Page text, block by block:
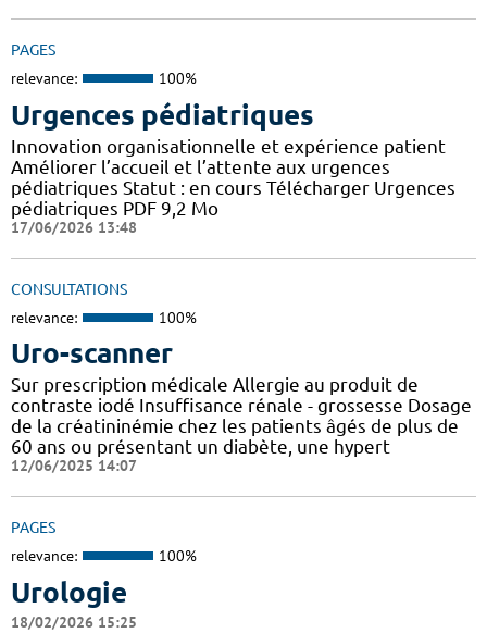
PAGES
relevance: 100%
Urgences pédiatriques
Innovation organisationnelle et expérience patient
Améliorer l’accueil et l’attente aux urgences
pédiatriques Statut : en cours Télécharger Urgences
pédiatriques PDF 9,2 Mo
17/06/2026 13:48
CONSULTATIONS
relevance: 100%
Uro-scanner
Sur prescription médicale Allergie au produit de
contraste iodé Insuffisance rénale - grossesse Dosage
de la créatininémie chez les patients âgés de plus de
60 ans ou présentant un diabète, une hypert
12/06/2025 14:07
PAGES
relevance: 100%
Urologie
18/02/2026 15:25